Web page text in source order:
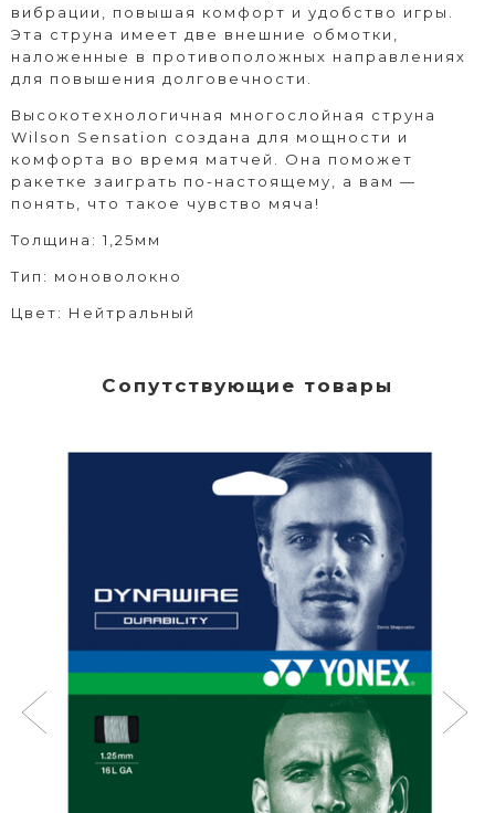
вибрации, повышая комфорт и удобство игры.
Эта струна имеет две внешние обмотки,
наложенные в противоположных направлениях
для повышения долговечности.
Высокотехнологичная многослойная струна
Wilson Sensation создана для мощности и
комфорта во время матчей. Она поможет
ракетке заиграть по-настоящему, а вам —
понять, что такое чувство мяча!
Толщина: 1,25мм
Тип: моноволокно
Цвет: Нейтральный
Сопутствующие товары